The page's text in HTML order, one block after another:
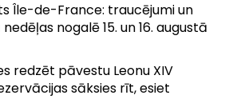
Île-de-France: traucējumi un
nogalē 15. un 16. augustā
redzēt pāvestu Leonu XIV
sāksies rīt, esiet